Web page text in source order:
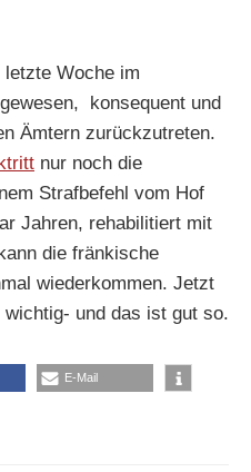
Woche im
konsequent und
Ämtern zurückzutreten.
nur noch die
Strafbefehl vom Hof
Jahren, rehabilitiert mit
die fränkische
wiederkommen. Jetzt
und das ist gut so.
E-Mail